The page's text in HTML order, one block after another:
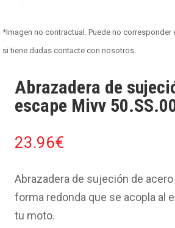
*Imagen no contractual. Puede no corresponder
si tiene dudas contacte con nosotros.
Abrazadera de
escape Mivv
23.96€
Abrazadera de sujeción de
forma redonda que se acopla al
tu moto.